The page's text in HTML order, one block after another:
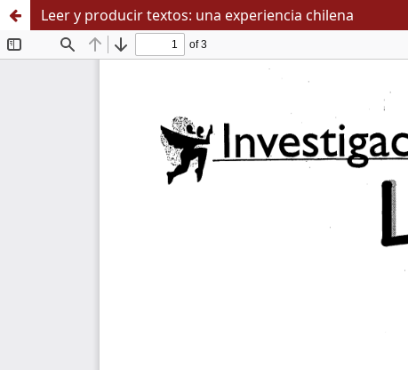
Leer y producir textos: una experiencia chilena